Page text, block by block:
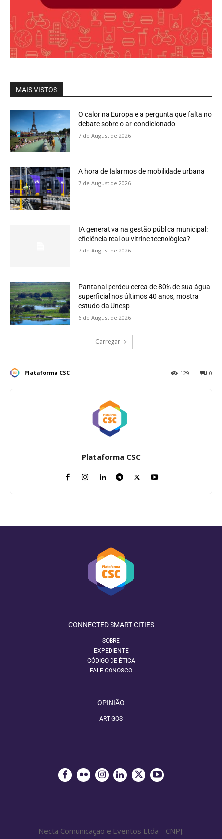
MAIS VISTOS
O calor na Europa e a pergunta que falta no
debate sobre o ar-condicionado
7 de August de 2026
A hora de falarmos de mobilidade urbana
7 de August de 2026
IA generativa na gestão pública municipal:
eficiência real ou vitrine tecnológica?
7 de August de 2026
Pantanal perdeu cerca de 80% de sua água
superficial nos últimos 40 anos, mostra
estudo da Unesp
6 de August de 2026
Carregar
Plataforma CSC 0
129
Plataforma CSC
CONNECTED SMART CITIES
SOBRE
EXPEDIENTE
CÓDIGO DE ÉTICA
FALE CONOSCO
OPINIÃO
ARTIGOS
Necta Comunicação e Eventos Ltda - CNPJ: